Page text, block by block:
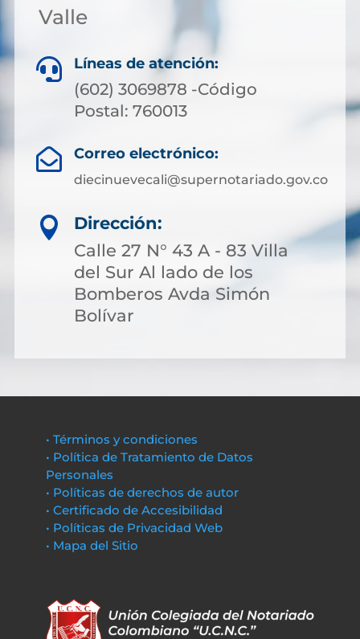
Valle
 Líneas de atención:
(602) 3069878 -Código
Postal: 760013
 Correo electrónico:
diecinuevecali@supernotariado.gov.co

Dirección:
Calle 27 N° 43 A - 83 Villa
del Sur Al lado de los
Bomberos Avda Simón
Bolívar
• Términos y condiciones
• Política de Tratamiento de Datos
Personales
• Políticas de derechos de autor
• Certificado de Accesibilidad
• Políticas de Privacidad Web
• Mapa del Sitio